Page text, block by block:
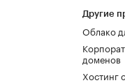
Другие
Облако
доменов
Хостинг